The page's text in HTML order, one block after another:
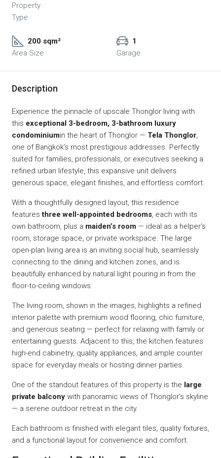
Property
Type
200 sqm²
Area Size
1
Garage
Description
Experience the pinnacle of upscale Thonglor living with
this exceptional 3-bedroom, 3-bathroom luxury
condominiumin the heart of Thonglor — Tela Thonglor
one of Bangkok’s most prestigious addresses. Perfectly
suited for families, professionals, or executives seeking a
refined urban lifestyle, this expansive unit delivers
generous space, elegant finishes, and effortless comfort.
With a thoughtfully designed layout, this residence
featuresthree well-appointed bedrooms , each with its
own bathroom, plus a maiden’s room — ideal as a helper’s
room, storage space, or private workspace. The large
open-plan living area is an inviting social hub, seamlessly
connecting to the dining and kitchen zones, and is
beautifully enhanced by natural light pouring in from the
floor-to-ceiling windows.
The living room, shown in the images, highlights a refined
interior palette with premium wood flooring, chic furniture,
and generous seating — perfect for relaxing with family or
entertaining guests. Adjacent to this, the kitchen features
high-end cabinetry, quality appliances, and ample counter
space for everyday meals or hosting dinner parties.
One of the standout features of this property is the large
private balcony with panoramic views of Thonglor’s skyline
— a serene outdoor retreat in the city.
Each bathroom is finished with elegant tiles, quality fixtures,
and a functional layout for convenience and comfort.